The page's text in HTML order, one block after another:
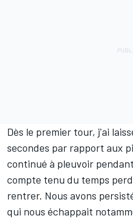
Dès le premier tour, j'ai
secondes par rapport aux
continué à pleuvoir
compte tenu du temps
rentrer. Nous avons
qui nous échappait